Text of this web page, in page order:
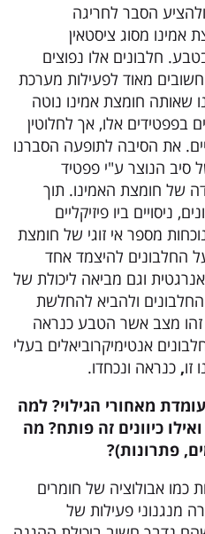
הסבר לחריגה
מסוג ציסטאין
חלבונים אלו נפוצים
מאוד לפעילות מערכת
שאותה חומצת אמינו נוטה
בפפטידים אלו, אך לחלוטין
את הסיבה לתופעה הסברנו
סיב הנוצר ע"י פפטיד
של חומצת האמינו. תוך
ניסויים ביו פיזיקליים
מספר אי זוגי של חומצת
החלבונים להיצמד אחד
וגם מביאה ליכולת של
ולהביא להחלשת
זהו מצב אשר הטבע כנראה
אנטימיקרוביאלים בעלי
זו, כנראה ונכחדו.
מאחורי הגילוי? למה
כיוונים זה פותח? מה
פתרונות)?
כמו אבולוציה של חומרים
מנגנוני פעילות של